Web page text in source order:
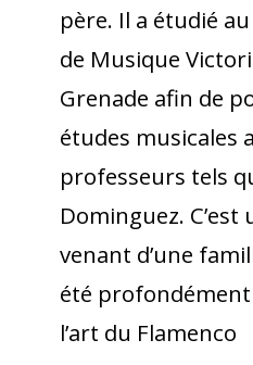
père. Il a étudié
de Musique
Grenade afin de
études musicales
professeurs tels
Dominguez. C’est
venant d’une
été
l’art du Flamenco